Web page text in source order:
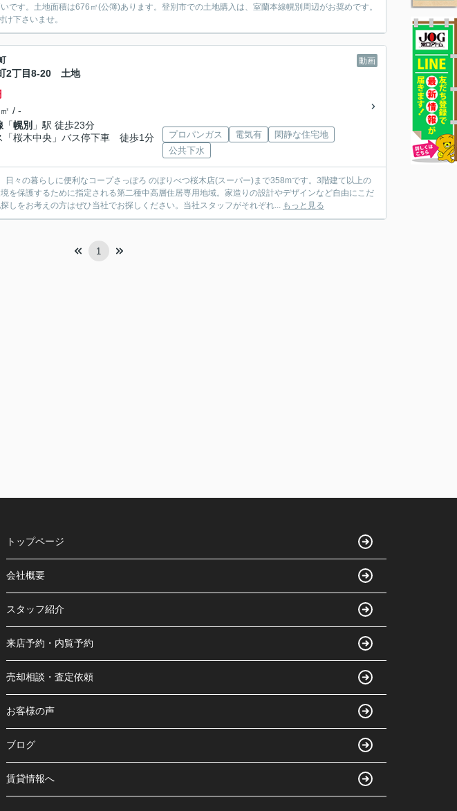
です。土地面積は676㎡(公簿)あります。登別市での土地購入は、室蘭本線幌別周辺がお奨めです。
下さいませ。
動画
2丁目8-20 土地
/ -
「幌別 」駅 徒歩23分
「桜木中央」バス停下車 徒歩1分
プロパンガス 電気有
閑静な住宅地
公共下水
ろ のぼりべつ桜木店(スーパー)まで358mです。3階建て以上の
を保護するために指定される第二種中高層住居専用地域。家造りの設計やデザインなど自由にこだ
しをお考えの方はぜひ当社でお探しください。当社スタッフがそれぞれ... もっと見る
1
トップページ
会社概要
スタッフ紹介
来店予約・内覧予約
売却相談・査定依頼
お客様の声
ブログ
賃貸情報へ